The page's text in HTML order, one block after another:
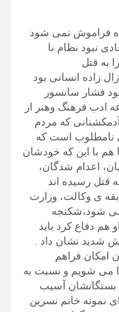
فراموش نمی شود
نبود نظام نا
به قتل
زاده انسانی بود
فشار سانسور
ادب فرهنگ وهنر از
که مردم
نامطلوب است که
با این که خودشان
اعدام شدگان،
قتل رسیده اند
ی وکالت، وزارت
می شود،شکنجه
هم دفاع کرد باید
شدید نشان داد .
امکان فراهم
می شویم و نسبت به
بستگانشان آسیب
نمونه خانم نسرین